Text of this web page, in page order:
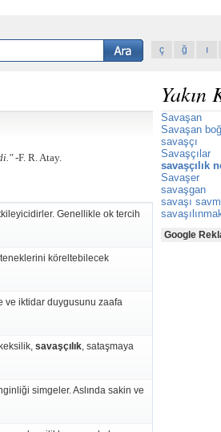
ç
ğ ı
-F. R. Atay.
Genellikle ok tercih
köreltebilecek
ve iktidar duygusunu zaafa
savaşçılık, sataşmaya
simgeler. Aslında sakin ve
Yakın
Savaşan
Savaşan
savaşçı
Savaşçılar
savaşçılık
Savaşer
savaşgan
savaşı
Google